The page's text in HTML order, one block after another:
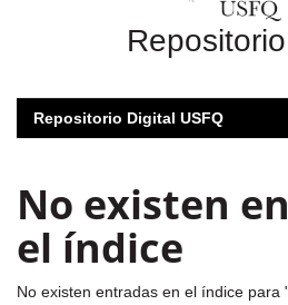
Repositorio
Repositorio Digital USFQ
No existen
el índice
No existen entradas en el índice para